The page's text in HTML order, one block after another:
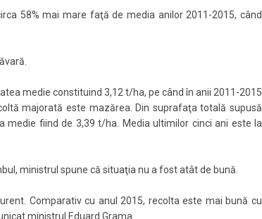
58% mai mare faţă de media anilor 2011-2015, când
medie constituind 3,12 t/ha, pe când în anii 2011-2015
majorată este mazărea. Din suprafaţa totală supusă
fiind de 3,39 t/ha. Media ultimilor cinci ani este la
ministrul spune că situaţia nu a fost atât de bună.
Comparativ cu anul 2015, recolta este mai bună cu
ministrul Eduard Grama.